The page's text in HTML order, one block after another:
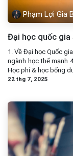
Phạm Lợi Gia
Đại học quốc gia
1. Về Đại học Quốc
ngành học thế mạnh
Học phí & học bổng
22 thg 7, 2025